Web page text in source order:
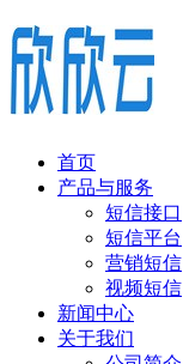
首页
产品与服务
短信接口
短信平台
营销短信
视频短信
新闻中心
关于我们